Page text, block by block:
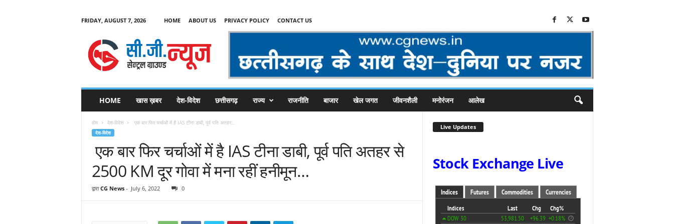
FRIDAY, AUGUST 7, 2026 HOME ABOUT US PRIVACY POLICY CONTACT US
C
HOME खास ख़बर देश-विदेश छत्तीसगढ़ राज्य राजनीति बाजार खेल जगत जीवनशैली मनोरंजन आलेख
होम देश-विदेश एक बार फिर चर्चाओं में है IAS टीना डाबी, पूर्व पति अतहर...
देश-विदेश
एक बार फिर चर्चाओं में है IAS टीना डाबी, पूर्व पति अतहर से
2500 KM दूर गोवा में मना रहीं हनीमून…
द्वारा CG News- July 6, 2022 0
Live Updates
Stock Exchange Live